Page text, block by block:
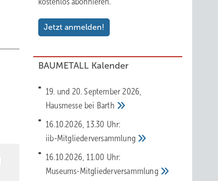
Jetzt anmelden!
BAUMETALL Kalender
19. und 20. September 2026,
Hausmesse bei Barth
16.10.2026, 13.30 Uhr:
iib-Mitgliederversammlung
16.10.2026, 11.00 Uhr:
Museums-Mitgliederversammlung